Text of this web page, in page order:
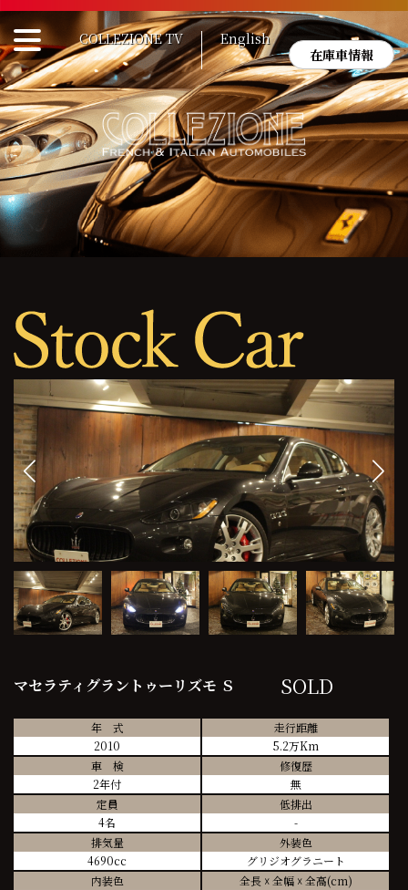
Skip
to
content
COLLEZIONE TV
English
在庫車情報
マセラティグラントゥーリズモ Ｓ SOLD
年 式
2010
走行距離
5.2万Km
車 検
2年付
修復歴
無
定員
4名
低排出
-
排気量
4690cc
外装色
グリジオグラニート
内装色
全長 ☓ 全幅 ☓ 全高(cm)